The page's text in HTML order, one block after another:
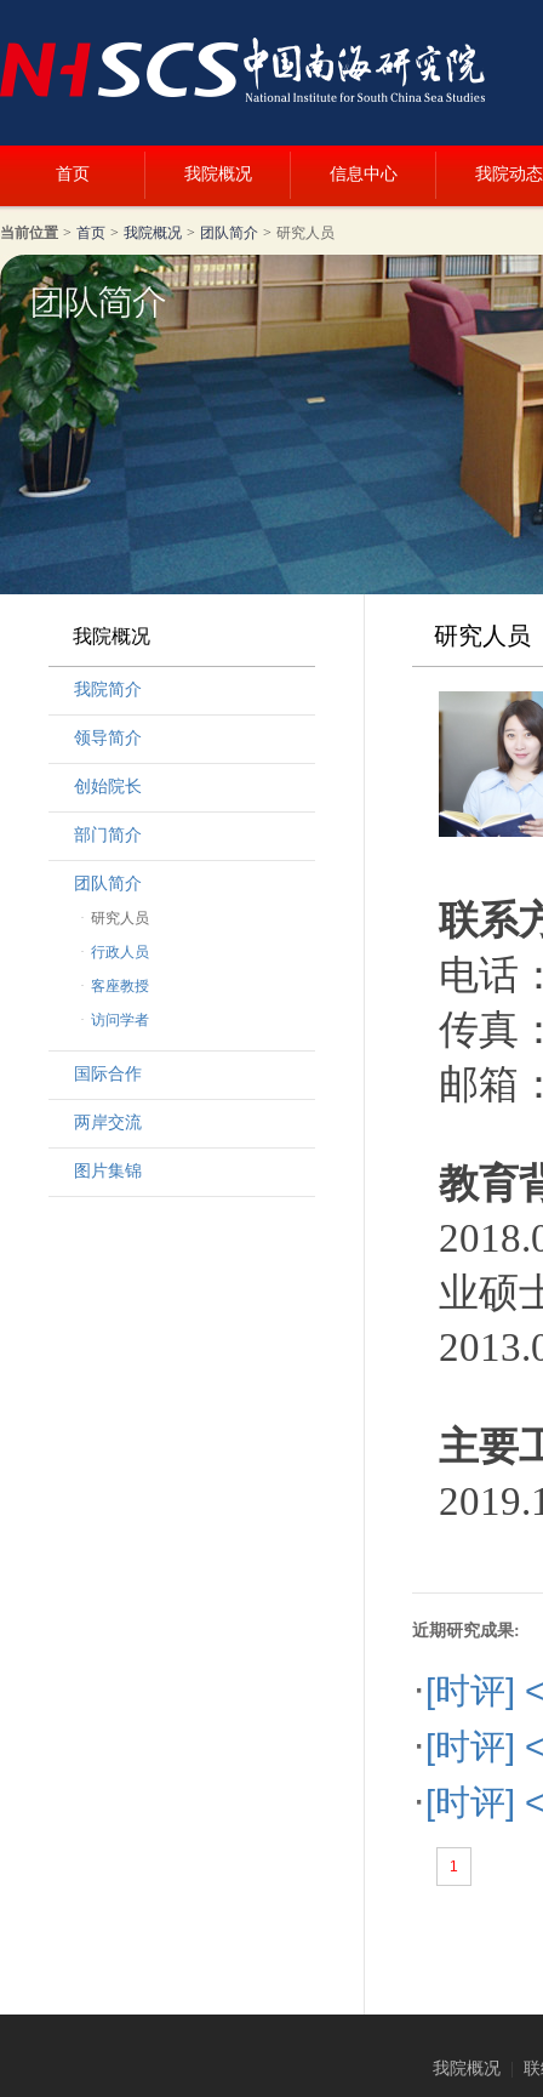
首页 我院概况 信息中心 我院动态
当前位置 > 首页 > 我院概况 > 团队简介 > 研究人员
我院概况
我院简介
领导简介
· 韩晶磊副院长
· 周勇副院长
林勇新副院长
创始院长
部门简介
团队简介
· 研究人员
· 行政人员
· 客座教授
· 访问学者
国际合作
两岸交流
图片集锦
研究人员
联系
电话
传真
邮箱
教育
业硕
主要
近期研究成果:
·[时评]
·[时评]
·[时评]
1
我院概况